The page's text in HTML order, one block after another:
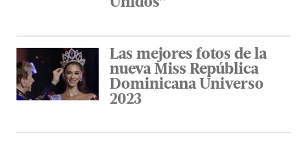
Unidos”
Las mejores fotos de la
nueva Miss República
Dominicana Universo
2023